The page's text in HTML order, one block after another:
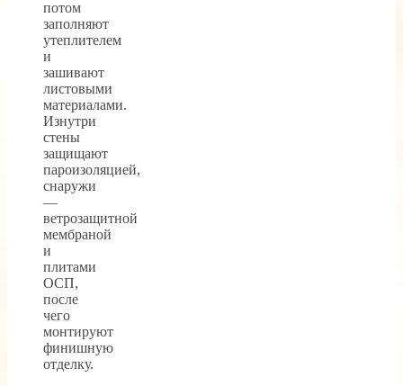
потом
заполняют
утеплителем
и
зашивают
листовыми
материалами.
Изнутри
стены
защищают
пароизоляцией,
снаружи
—
ветрозащитной
мембраной
и
плитами
ОСП,
после
чего
монтируют
финишную
отделку.